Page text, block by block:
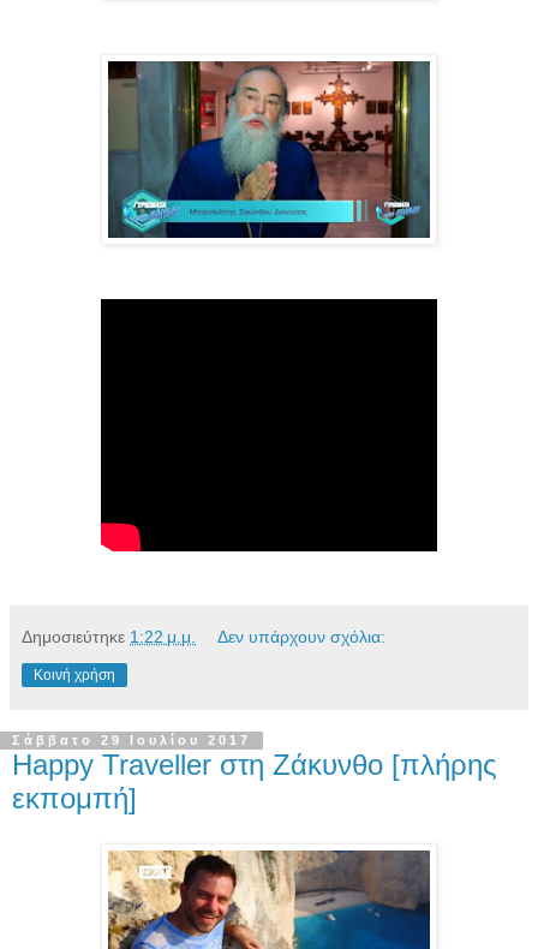
Δημοσιεύτηκε 1:22 μ.μ. Δεν υπάρχουν σχόλια:
Κοινή χρήση
Σάββατο 29 Ιουλίου 2017
Happy Traveller στη Ζάκυνθο [πλήρης
εκπομπή]